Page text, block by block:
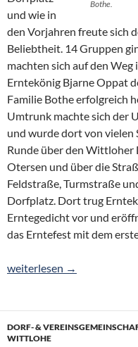
Bothe.
und wie in
den Vorjahren freute sich
Beliebtheit. 14 Gruppen
machten sich auf den Weg
Erntekönig Bjarne Oppat
Familie Bothe erfolgreich
Umtrunk machte sich der
und wurde dort von vielen
Runde über den Wittloher
Otersen und über die
Feldstraße, Turmstraße
Dorfplatz. Dort trug
Erntegedicht vor und
das Erntefest mit dem
Harmonisches Erntefest
weiterlesen →
DORF- &
WITTLOHE